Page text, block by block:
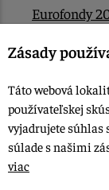
Eurofondy
Eurofondy
Kontakt
© 2015-2026,
Upraviť nastavenia
Zásady
Táto webová
používateľskej
vyjadrujete súhlas
súlade s našimi
viac